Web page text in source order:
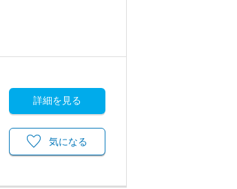
詳細を見る
気になる